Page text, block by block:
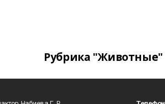
Рубрика "Животные"